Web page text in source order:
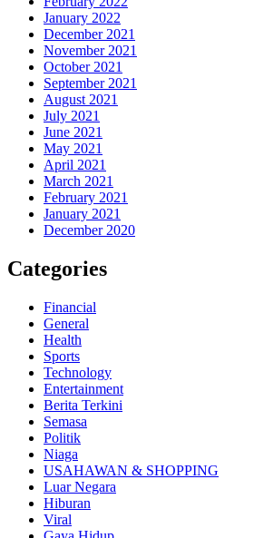
January 2022
December 2021
November 2021
October 2021
September 2021
August 2021
July 2021
June 2021
May 2021
April 2021
March 2021
February 2021
January 2021
December 2020
Categories
Financial
General
Health
Sports
Technology
Entertainment
Berita Terkini
Semasa
Politik
Niaga
USAHAWAN & SHOPPING
Luar Negara
Hiburan
Viral